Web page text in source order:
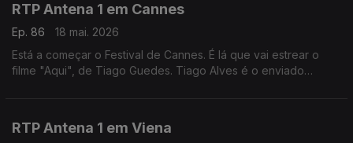
RTP Antena 1 em Cannes
Ep. 86
18 mai. 2026
Está a começar o Festival de Cannes. É lá que vai estrear o
filme "Aqui", de Tiago Guedes. Tiago Alves é o enviado
RTP Antena 1 em Viena